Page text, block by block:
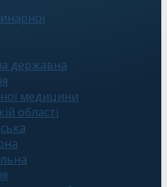
державна
медицини
області